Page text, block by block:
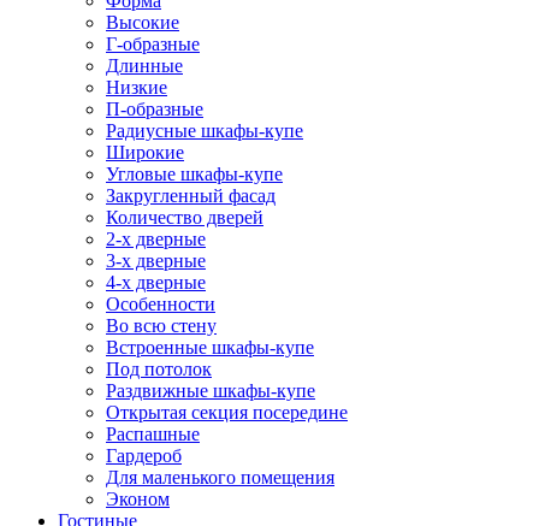
Высокие
Г-образные
Длинные
Низкие
П-образные
Радиусные шкафы-купе
Широкие
Угловые шкафы-купе
Закругленный фасад
Количество дверей
2-х дверные
3-х дверные
4-х дверные
Особенности
Во всю стену
Встроенные шкафы-купе
Под потолок
Раздвижные шкафы-купе
Открытая секция посередине
Распашные
Гардероб
Для маленького помещения
Эконом
Гостиные